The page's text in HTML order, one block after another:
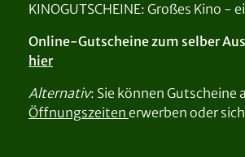
KINOGUTSCHEINE: Großes Kino -
Online-Gutscheine zum selber
hier
Alternativ: Sie können Gutscheine
Öffnungszeiten erwerben oder sich